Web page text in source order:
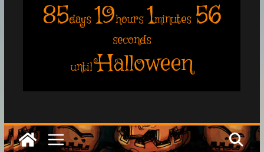
85days 19hours 1minutes 56
seconds
until Halloween